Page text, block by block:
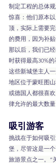
制定工程的总体
惊喜：他们原本
顶，实际上需要
的费用，因为补
那以后，我们已
时获得最高30%的
这些新城堡主人
地区位于蒙旺图
或德国人都很喜
律允许的最大数
吸引游客
挑战在于如何吸
堡，尽管这是一
旅游景点之一。“